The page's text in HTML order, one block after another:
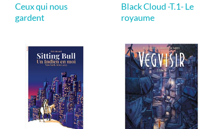
Ceux qui nous
gardent
Black Cloud -T.1- Le
royaume